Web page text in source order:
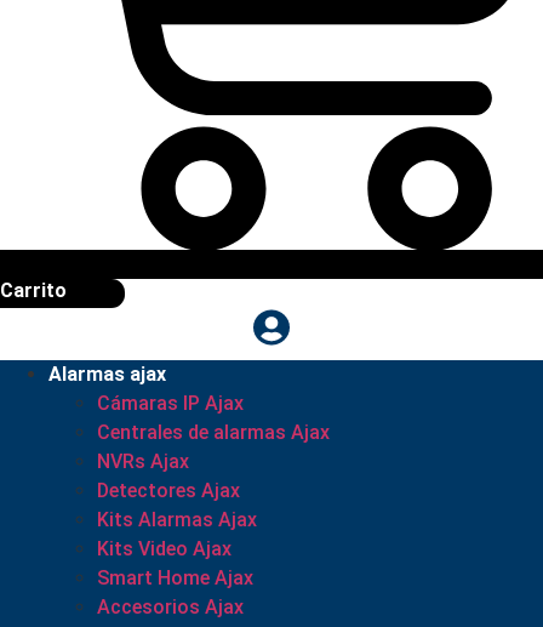
Carrito
Alarmas ajax
Cámaras IP Ajax
Centrales de alarmas Ajax
NVRs Ajax
Detectores Ajax
Kits Alarmas Ajax
Kits Video Ajax
Smart Home Ajax
Accesorios Ajax